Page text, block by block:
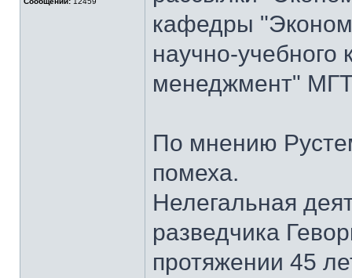
кафедры
научно-
менеджмент"
По мнению
помеха.
Нелегальная
разведчика
протяжении 45